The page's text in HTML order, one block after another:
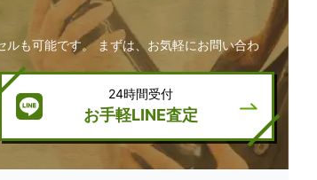
も可能です。 まずは、お気軽にお問い合わ
24時間受付
お手軽LINE査定